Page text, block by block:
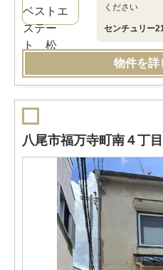
ください
センチュリー
物件を詳
八尾市福万寺町南４丁